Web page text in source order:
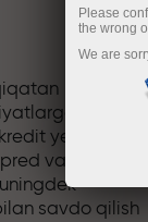
ega
yelkasi,
va
savdo qilish
Please
the wrong
We are